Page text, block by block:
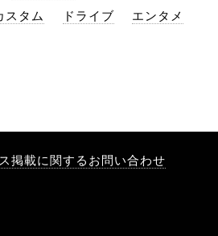
スタム
ドライブ
エンタメ
掲載に関するお問い合わせ